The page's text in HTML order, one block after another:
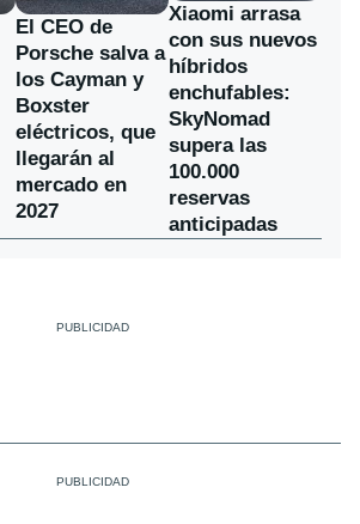
El CEO de
Porsche salva a
los Cayman y
Boxster
eléctricos, que
llegarán al
mercado en
2027
Xiaomi arrasa
con sus nuevos
híbridos
enchufables:
SkyNomad
supera las
100.000
reservas
anticipadas